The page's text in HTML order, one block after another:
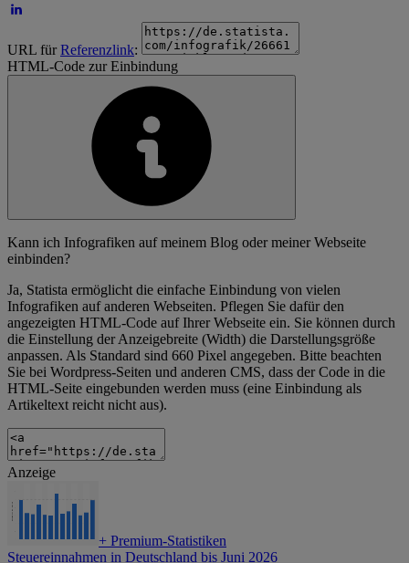
URL fürReferenzlink:
HTML-Code zur Einbindung
Kann ich Infografiken auf meinem Blog oder meiner Webseite
einbinden?
Ja, Statista ermöglicht die einfache Einbindung von vielen
Infografiken auf anderen Webseiten. Pflegen Sie dafür den
angezeigten HTML-Code auf Ihrer Webseite ein. Sie können durch
die Einstellung der Anzeigebreite (Width) die Darstellungsgröße
anpassen. Als Standard sind 660 Pixel angegeben. Bitte beachten
Sie bei Wordpress-Seiten und anderen CMS, dass der Code in die
HTML-Seite eingebunden werden muss (eine Einbindung als
Artikeltext reicht nicht aus).
Anzeige
+ Premium-Statistiken
Steuereinnahmen in Deutschland bis Juni 2026